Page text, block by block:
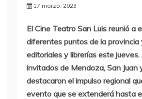
17 marzo, 2023
El Cine Teatro San Luis reunió a
diferentes puntos de la provincia
editoriales y librerías este
invitados de Mendoza, San Juan
destacaron el impulso regional
evento que se extenderá hasta